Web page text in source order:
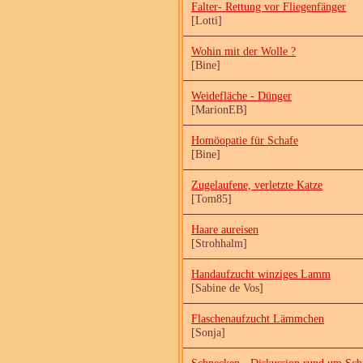
Falter- Rettung vor Fliegenfänger
[Lotti]
Wohin mit der Wolle ?
[Bine]
Weidefläche - Dünger
[MarionEB]
Homöopatie für Schafe
[Bine]
Zugelaufene, verletzte Katze
[Tom85]
Haare aureisen
[Strohhalm]
Handaufzucht winziges Lamm
[Sabine de Vos]
Flaschenaufzucht Lämmchen
[Sonja]